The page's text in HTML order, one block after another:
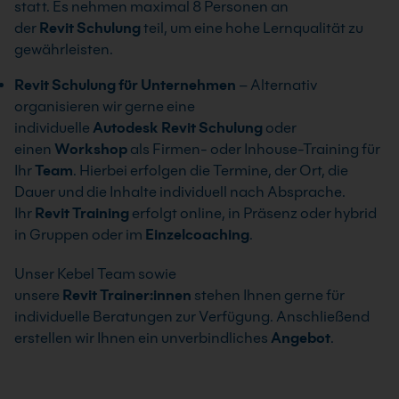
statt. Es nehmen maximal 8 Personen an
der Revit Schulung teil, um eine hohe Lernqualität zu
gewährleisten.
Revit Schulung für Unternehmen – Alternativ
organisieren wir gerne eine
individuelle Autodesk Revit Schulung oder
einen Workshop als Firmen- oder Inhouse-Training für
IhrTeam. Hierbei erfolgen die Termine, der Ort, die
Dauer und die Inhalte individuell nach Absprache.
Ihr RevitTraining erfolgt online, in Präsenz oder hybrid
in Gruppen oder im Einzelcoaching.
Unser Kebel Team sowie
unsere RevitTrainer:innen stehen Ihnen gerne für
individuelle Beratungen zur Verfügung. Anschließend
erstellen wir Ihnen ein unverbindliches Angebot.